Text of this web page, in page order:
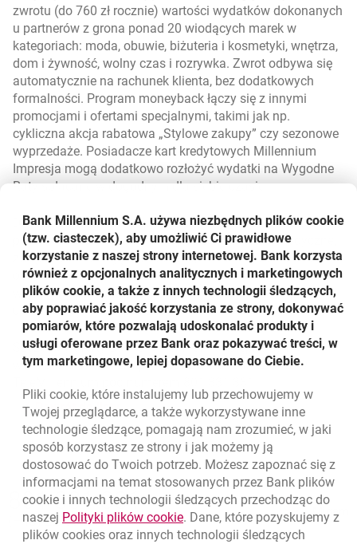
zwrotu (do 760 zł rocznie) wartości wydatków dokonanych
u partnerów z grona ponad 20 wiodących marek w
kategoriach: moda, obuwie, biżuteria i kosmetyki, wnętrza,
dom i żywność, wolny czas i rozrywka. Zwrot odbywa się
automatycznie na rachunek klienta, bez dodatkowych
formalności. Program moneyback łączy się z innymi
promocjami i ofertami specjalnymi, takimi jak np.
cykliczna akcja rabatowa „Stylowe zakupy” czy sezonowe
wyprzedaże. Posiadacze kart kredytowych Millennium
Impresja mogą dodatkowo rozłożyć wydatki na Wygodne
Raty spłacane w dogodnym dla siebie czasie.
Do karty Millennium Impresja dołączony jest rozbudowany
pakiet assistance, obejmujący usługi domowe, medyczne,
związane z obsługą samochodu, a także prowadzenie
osobistego terminarza oraz concierge dla kobiet. Jest to
wyjątkowy program przygotowany specjalnie dla pań i
uwzględniający ich potrzeby.
Szczegóły oferty Banku Millennium dostępne są na
www.bankmillennium.pl, w oddziałach banku oraz w
Powrót do listy
Nawigacja dolna
Zadzwoń do nas
801 331 331
(+48) 22 598 40 40
Migam
Bank Millennium S.A. używa niezbędnych plików cookie
(tzw. ciasteczek), aby umożliwić Ci prawidłowe
korzystanie z naszej strony internetowej. Bank korzysta
również z opcjonalnych analitycznych i marketingowych
plików cookie, a także z innych technologii śledzących,
aby poprawiać jakość korzystania ze strony, dokonywać
pomiarów, które pozwalają udoskonalać produkty i
usługi oferowane przez Bank oraz pokazywać treści, w
tym marketingowe, lepiej dopasowane do Ciebie.
Pliki cookie, które instalujemy lub przechowujemy w
Twojej przeglądarce, a także wykorzystywane inne
technologie śledzące, pomagają nam zrozumieć, w jaki
sposób korzystasz ze strony i jak możemy ją
dostosować do Twoich potrzeb. Możesz zapoznać się z
informacjami na temat stosowanych przez Bank plików
cookie i innych technologii śledzących przechodząc do
naszej Polityki plików cookielink otwiera się w nowym oknie
. Dane, które pozyskujemy z
plików cookies oraz innych technologii śledzących